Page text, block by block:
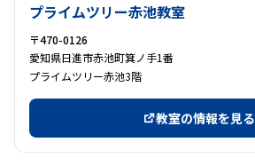
プライムツリー赤池教室
〒470-0126
愛知県日進市赤池町箕ノ手1番
プライムツリー赤池3階
教室の情報を見る